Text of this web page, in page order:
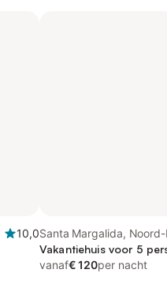
10,0Santa Margalida,
Vakantiehuis voor 5
vanaf€ 120per nacht